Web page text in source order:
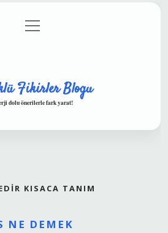
Gizlilik Politikası
menüyü
aç
Fikirler Blogu
dolu önerilerle fark yarat!
KISACA TANIM
NE DEMEK